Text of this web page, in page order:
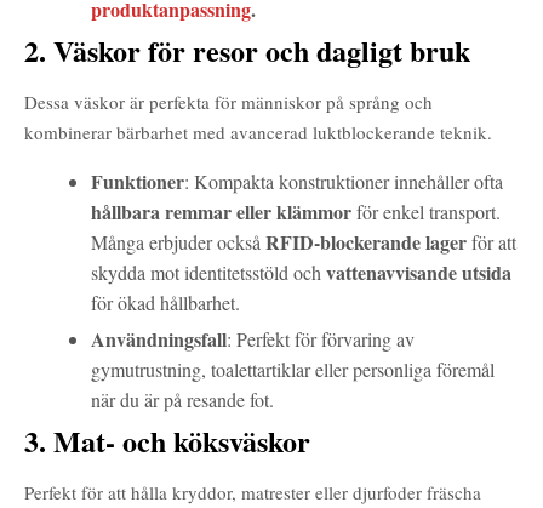
produktanpassning.
2. Väskor för resor och dagligt bruk
Dessa väskor är perfekta för människor på språng och
kombinerar bärbarhet med avancerad luktblockerande teknik.
Funktioner: Kompakta konstruktioner innehåller ofta
hållbara remmar eller klämmorför enkel transport.
Många erbjuder också RFID-blockerande lagerför att
skydda mot identitetsstöld och vattenavvisande utsida
för ökad hållbarhet.
Användningsfall: Perfekt för förvaring av
gymutrustning, toalettartiklar eller personliga föremål
när du är på resande fot.
3. Mat- och köksväskor
Perfekt för att hålla kryddor, matrester eller djurfoder fräscha